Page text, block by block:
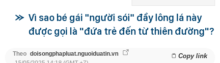
Vì sao bé gái "người sói" đầy lông lá này
được gọi là "đứa trẻ đến từ thiên đường"?
Theo doisongphapluat.nguoiduatin.vn Copy link